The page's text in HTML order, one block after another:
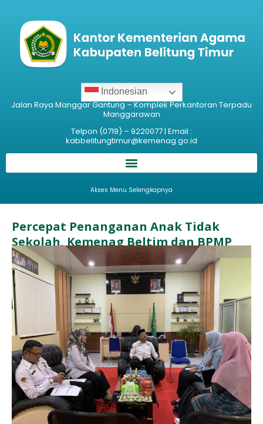
Jalan Raya Manggar Gantung – Komplek Perkantoran Terpadu
Manggarawan
Telpon (0719) – 9220077 | Email :
kabbelitungtimur@kemenag.go.id
Indonesian
Akses Menu Selengkapnya
Percepat Penanganan Anak Tidak
Sekolah, Kemenag Beltim dan BPMP
Babel Perkuat Sinergi
Humas Kemenag Beltim 19/05/2026